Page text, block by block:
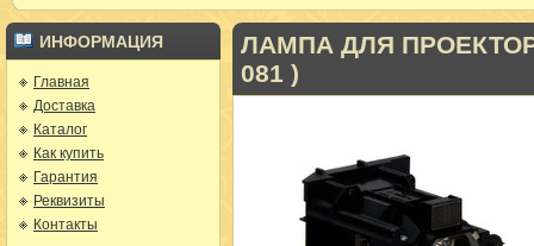
ИНФОРМАЦИЯ
Главная
Доставка
Каталог
Как купить
Гарантия
Реквизиты
Контакты
ЛАМПА ДЛЯ ПРОЕКТОРА
081 )